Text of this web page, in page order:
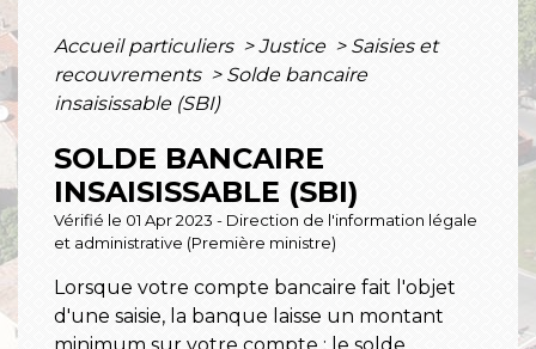
Accueil particuliers > Justice > Saisies et
recouvrements > Solde bancaire
insaisissable (SBI)
SOLDE BANCAIRE
INSAISISSABLE (SBI)
Vérifié le 01 Apr 2023 - Direction de l'information légale
et administrative (Première ministre)
Lorsque votre compte bancaire fait l'objet
d'une saisie, la banque laisse un montant